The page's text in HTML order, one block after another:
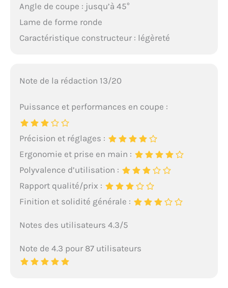
Angle de coupe : jusqu’à 45°
Lame de forme ronde
Caractéristique constructeur : légèreté
Note de la rédaction 13/20
Puissance et performances en coupe :
Précision et réglages :
Ergonomie et prise en main :
Polyvalence d’utilisation :
Rapport qualité/prix :
Finition et solidité générale :
Notes des utilisateurs 4.3/5
Note de 4.3 pour 87 utilisateurs